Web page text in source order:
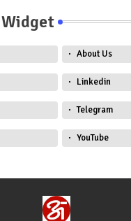
About Us
Linkedin
Telegram
YouTube